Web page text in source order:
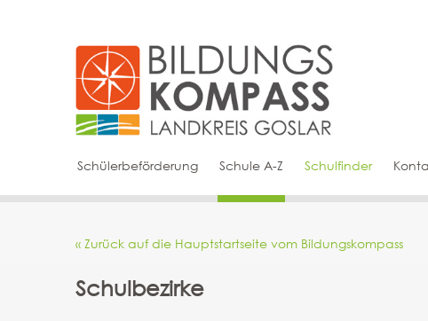
Schülerbeförderung Schule A-Z Schulfinder
« Zurück auf die Hauptstartseite vom Bildungskompass
Schulbezirke